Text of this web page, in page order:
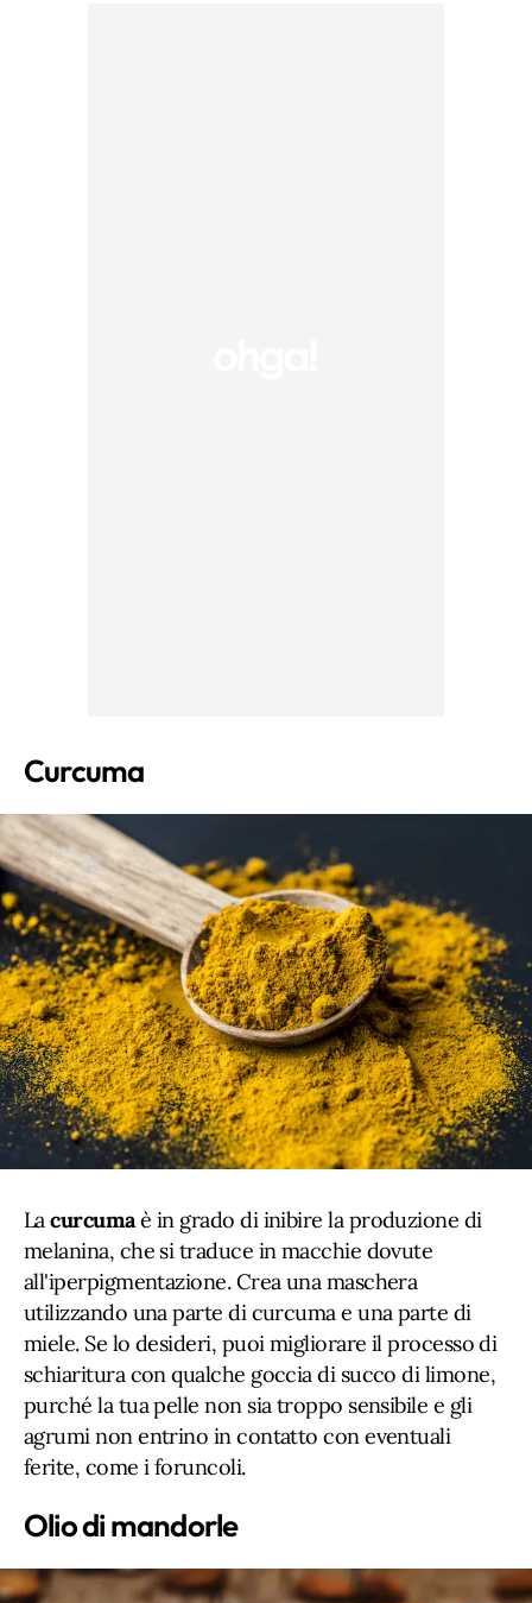
Curcuma
Lacurcumaè in grado di inibire la produzione di
melanina, che si traduce in macchie dovute
all'iperpigmentazione. Crea una maschera
utilizzando una parte di curcuma e una parte di
miele. Se lo desideri, puoi migliorare il processo di
schiaritura con qualche goccia di succo di limone,
purché la tua pelle non sia troppo sensibile e gli
agrumi non entrino in contatto con eventuali
ferite, come i foruncoli.
Olio di mandorle